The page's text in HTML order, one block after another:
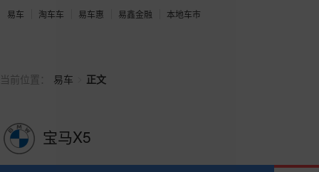
易车 淘车车 易车惠 易鑫金融 本地车市
当前位置： 易车 正文
宝马X5